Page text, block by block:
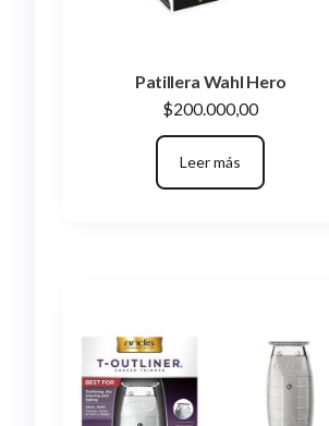
Patillera Wahl Hero
$200.000,00
Leer más